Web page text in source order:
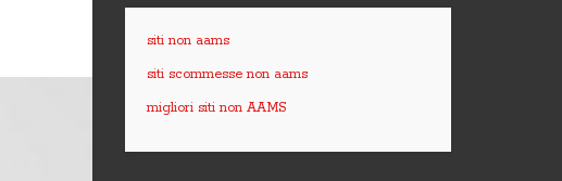
siti non aams
siti scommesse non aams
migliori siti non AAMS